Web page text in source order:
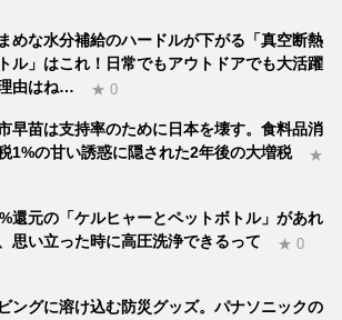
めな水分補給のハードルが下がる「真空断熱
ル」はこれ！日常でもアウトドアでも大活躍
由はね…
★ 0
早苗は支持率のために日本を壊す。食料品消
1%の甘い誘惑に隠された2年後の大増税
★
還元の「ケルヒャーとペットボトル」があれ
思い立った時に高圧洗浄できるって
★ 0
ングに溶け込む防災グッズ。パナソニックの